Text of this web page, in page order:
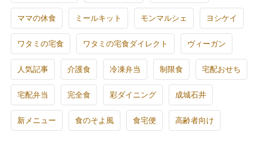
ママの休食 ミールキット モンマルシェ ヨシケイ
ワタミの宅食 ワタミの宅食ダイレクト ヴィーガン
人気記事 介護食 冷凍弁当 制限食 宅配おせち
宅配弁当 完全食 彩ダイニング 成城石井
新メニュー 食のそよ風 食宅便 高齢者向け